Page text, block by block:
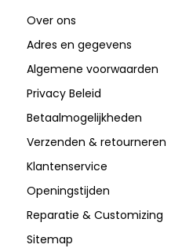
Over ons
Adres en gegevens
Algemene voorwaarden
Privacy Beleid
Betaalmogelijkheden
Verzenden & retourneren
Klantenservice
Openingstijden
Reparatie & Customizing
Sitemap